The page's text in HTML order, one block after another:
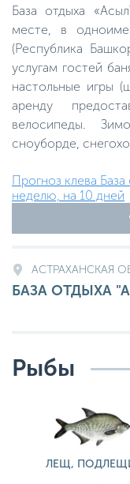
База отдыха
месте, в
(Республика
услугам гостей
настольные игры
аренду
велосипеды.
сноуборде,
Прогноз клева
неделю, на 10 дней
АСТРАХАНСКАЯ
БАЗА ОТДЫХА
Рыбы
ЛЕЩ,